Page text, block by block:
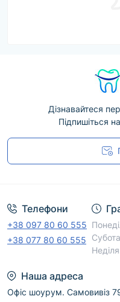
Дізнавайтеся
Підпишіться
Телефони
+38 097 80 60 555
+38 077 80 60 555
Наша адреса
Офіс шоурум. Самовивіз